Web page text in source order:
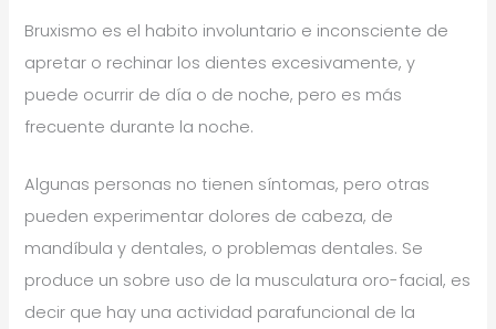
Bruxismo es el habito involuntario e inconsciente de
apretar o rechinar los dientes excesivamente, y
puede ocurrir de día o de noche, pero es más
frecuente durante la noche.
Algunas personas no tienen síntomas, pero otras
pueden experimentar dolores de cabeza, de
mandíbula y dentales, o problemas dentales. Se
produce un sobre uso de la musculatura oro-facial, es
decir que hay una actividad parafuncional de la